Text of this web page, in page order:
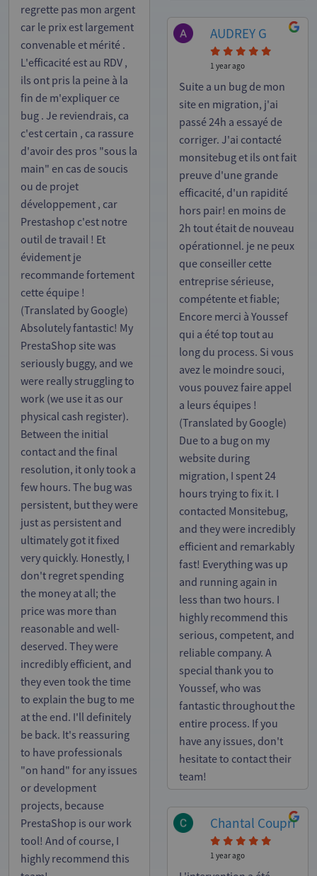
regrette pas mon argent
car le prix est largement
convenable et mérité .
L'efficacité est au RDV ,
ils ont pris la peine à la
fin de m'expliquer ce
bug . Je reviendrais, ca
c'est certain , ca rassure
d'avoir des pros "sous la
main" en cas de soucis
ou de projet
développement , car
Prestashop c'est notre
outil de travail ! Et
évidement je
recommande fortement
cette équipe !
(Translated by Google)
Absolutely fantastic! My
PrestaShop site was
seriously buggy, and we
were really struggling to
work (we use it as our
physical cash register).
Between the initial
contact and the final
resolution, it only took a
few hours. The bug was
persistent, but they were
just as persistent and
ultimately got it fixed
very quickly. Honestly, I
don't regret spending
the money at all; the
price was more than
reasonable and well-
deserved. They were
incredibly efficient, and
they even took the time
to explain the bug to me
at the end. I'll definitely
be back. It's reassuring
to have professionals
"on hand" for any issues
or development
projects, because
PrestaShop is our work
tool! And of course, I
highly recommend this
AUDREY G
1 year ago
Suite a un bug de mon
site en migration, j'ai
passé 24h a essayé de
corriger. J'ai contacté
monsitebug et ils ont fait
preuve d'une grande
efficacité, d'un rapidité
hors pair! en moins de
2h tout était de nouveau
opérationnel. je ne peux
que conseiller cette
entreprise sérieuse,
compétente et fiable;
Encore merci à Youssef
qui a été top tout au
long du process. Si vous
avez le moindre souci,
vous pouvez faire appel
a leurs équipes !
(Translated by Google)
Due to a bug on my
website during
migration, I spent 24
hours trying to fix it. I
contacted Monsitebug,
and they were incredibly
efficient and remarkably
fast! Everything was up
and running again in
less than two hours. I
highly recommend this
serious, competent, and
reliable company. A
special thank you to
Youssef, who was
fantastic throughout the
entire process. If you
have any issues, don't
hesitate to contact their
team!
Chantal Coupri
1 year ago